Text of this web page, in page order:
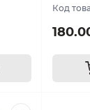
Код